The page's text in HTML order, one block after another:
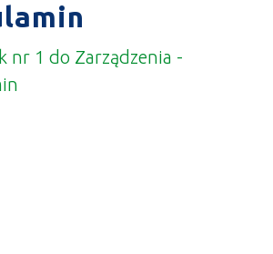
nr 1 do Zarządzenia -